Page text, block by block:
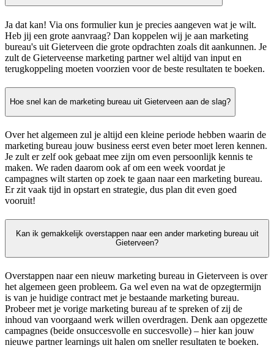
Ja dat kan! Via ons formulier kun je precies aangeven wat je wilt.
Heb jij een grote aanvraag? Dan koppelen wij je aan marketing
bureau's uit Gieterveen die grote opdrachten zoals dit aankunnen. Je
zult de Gieterveense marketing partner wel altijd van input en
terugkoppeling moeten voorzien voor de beste resultaten te boeken.
Hoe snel kan de marketing bureau uit Gieterveen aan de slag?
Over het algemeen zul je altijd een kleine periode hebben waarin de
marketing bureau jouw business eerst even beter moet leren kennen.
Je zult er zelf ook gebaat mee zijn om even persoonlijk kennis te
maken. We raden daarom ook af om een week voordat je
campagnes wilt starten op zoek te gaan naar een marketing bureau.
Er zit vaak tijd in opstart en strategie, dus plan dit even goed
vooruit!
Kan ik gemakkelijk overstappen naar een ander marketing bureau uit
Gieterveen?
Overstappen naar een nieuw marketing bureau in Gieterveen is over
het algemeen geen probleem. Ga wel even na wat de opzegtermijn
is van je huidige contract met je bestaande marketing bureau.
Probeer met je vorige marketing bureau af te spreken of zij de
inhoud van voorgaand werk willen overdragen. Denk aan opgezette
campagnes (beide onsuccesvolle en succesvolle) – hier kan jouw
nieuwe partner learnings uit halen om sneller resultaten te boeken.